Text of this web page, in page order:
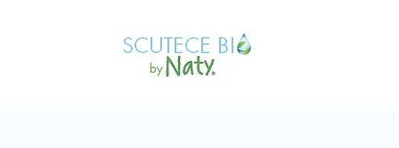
PRODUSE BEBE